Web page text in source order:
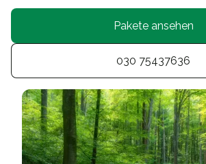
Pakete ansehen
030 75437636